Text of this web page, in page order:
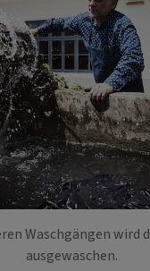
Waschgängen wird
ausgewaschen.